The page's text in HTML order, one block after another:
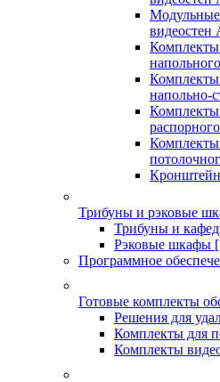
Модульные
видеостен
Комплекты
Комплекты
напольно-
Комплекты
Комплекты
Трибуны и рэковые
Трибуны и
Рэковые шкафы
Программное
Готовые комплекты
Решения для
Комплекты для
Комплекты